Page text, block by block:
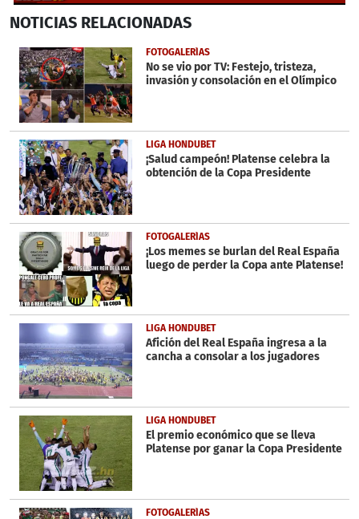
seconds
45
seconds
NOTICIAS RELACIONADAS
FOTOGALERÍAS
No se vio por TV: Festejo, tristeza,
invasión y consolación en el Olímpico
LIGA HONDUBET
¡Salud campeón! Platense celebra la
obtención de la Copa Presidente
FOTOGALERÍAS
¡Los memes se burlan del Real España
luego de perder la Copa ante Platense!
LIGA HONDUBET
Afición del Real España ingresa a la
cancha a consolar a los jugadores
LIGA HONDUBET
El premio económico que se lleva
Platense por ganar la Copa Presidente
FOTOGALERÍAS